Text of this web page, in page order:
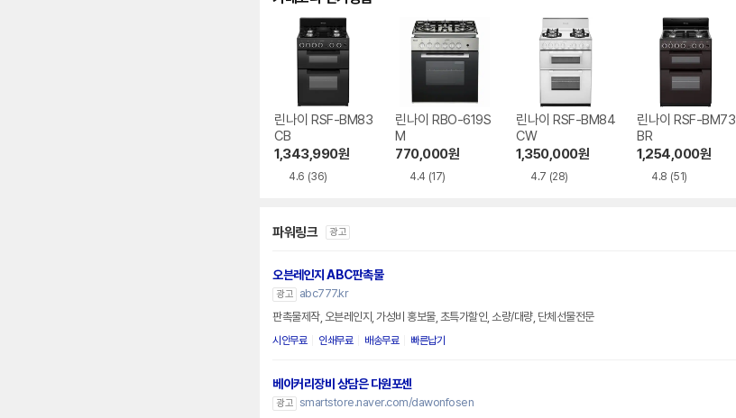
린나이 RSF-BM83
CB
1,343,990원
4.6 (36)
린나이 RBO-619S
M
770,000원
4.4 (17)
린나이 RSF-BM84
CW
1,350,000원
4.7 (28)
린나이 RSF-BM73
BR
1,254,000원
4.8 (51)
파워링크 광고
오븐레인지 ABC판촉물
광고
abc777.kr
판촉물제작, 오븐레인지, 가성비 홍보물, 초특가할인, 소량/대량, 단체선물전문
시안무료 인쇄무료 배송무료 빠른납기
베이커리장비 상담은 다원포센
광고 smartstore.naver.com/dawonfosen